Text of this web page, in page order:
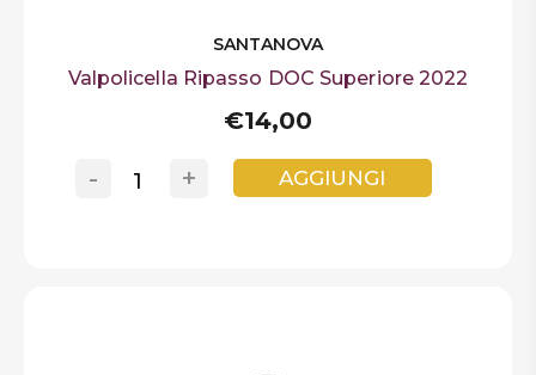
SANTANOVA
Valpolicella Ripasso DOC Superiore 2022
€14,00
+
- AGGIUNGI